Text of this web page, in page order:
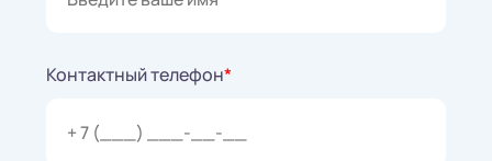
Контактный телефон*